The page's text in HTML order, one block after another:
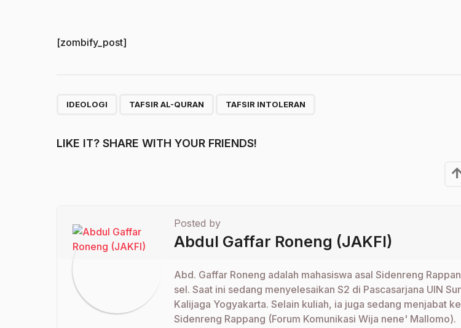
[zombify_post]
IDEOLOGI TAFSIR AL-QURAN TAFSIR INTOLERAN
LIKE IT? SHARE WITH YOUR FRIENDS!
Posted by
Abdul Gaffar Roneng (JAKFI)
Abd. Gaffar Roneng adalah mahasiswa asal Sidenreng
sel. Saat ini sedang menyelesaikan S2 di Pascasarjana UIN
Kalijaga Yogyakarta. Selain kuliah, ia juga sedang menjabat
Sidenreng Rappang (Forum Komunikasi Wija nene' Mallomo).